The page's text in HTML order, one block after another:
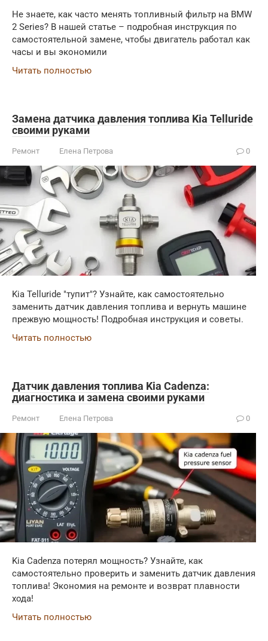
Не знаете, как часто менять топливный фильтр на BMW
2 Series? В нашей статье – подробная инструкция по
самостоятельной замене, чтобы двигатель работал как
часы и вы экономили
Читать полностью
Замена датчика давления топлива Kia Telluride
своими руками
Ремонт Елена Петрова 0
Kia Telluride "тупит"? Узнайте, как самостоятельно
заменить датчик давления топлива и вернуть машине
прежвую мощность! Подробная инструкция и советы.
Читать полностью
Датчик давления топлива Kia Cadenza:
диагностика и замена своими руками
Ремонт Елена Петрова 0
Kia Cadenza потерял мощность? Узнайте, как
самостоятельно проверить и заменить датчик давления
топлива! Экономия на ремонте и возврат плавности
хода!
Читать полностью